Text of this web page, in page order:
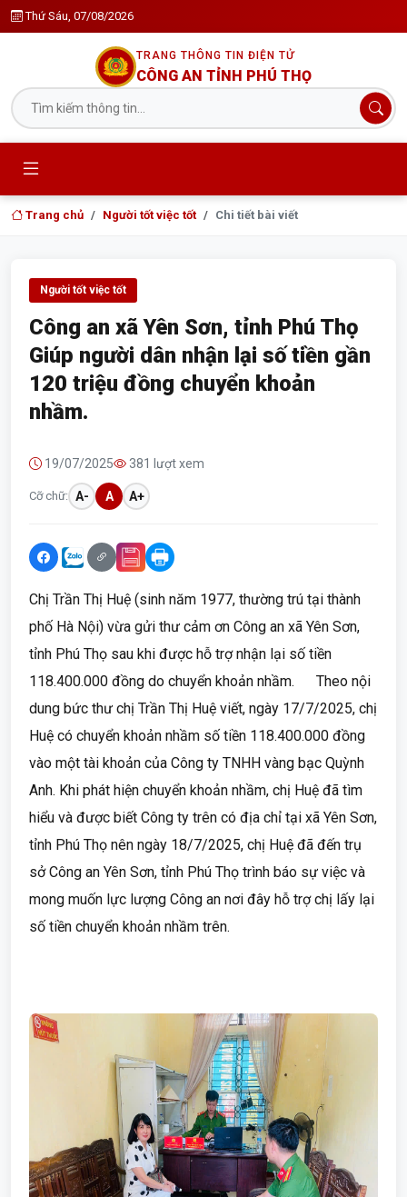
Thứ Sáu, 07/08/2026
TRANG THÔNG TIN ĐIỆN TỬ
CÔNG AN TỈNH PHÚ THỌ
Trang chủ Người tốt việc tốt Chi tiết bài viết
Người tốt việc tốt
Công an xã Yên Sơn, tỉnh Phú Thọ
Giúp người dân nhận lại số tiền gần
120 triệu đồng chuyển khoản
nhầm.
19/07/2025 381 lượt xem
Cỡ chữ: A- A A+
Chị Trần Thị Huệ (sinh năm 1977, thường trú tại thành
phố Hà Nội) vừa gửi thư cảm ơn Công an xã Yên Sơn,
tỉnh Phú Thọ sau khi được hỗ trợ nhận lại số tiền
118.400.000 đồng do chuyển khoản nhầm. Theo nội
dung bức thư chị Trần Thị Huệ viết, ngày 17/7/2025, chị
Huệ có chuyển khoản nhầm số tiền 118.400.000 đồng
vào một tài khoản của Công ty TNHH vàng bạc Quỳnh
Anh. Khi phát hiện chuyển khoản nhầm, chị Huệ đã tìm
hiểu và được biết Công ty trên có địa chỉ tại xã Yên Sơn,
tỉnh Phú Thọ nên ngày 18/7/2025, chị Huệ đã đến trụ
sở Công an Yên Sơn, tỉnh Phú Thọ trình báo sự việc và
mong muốn lực lượng Công an nơi đây hỗ trợ chị lấy lại
số tiền chuyển khoản nhầm trên.